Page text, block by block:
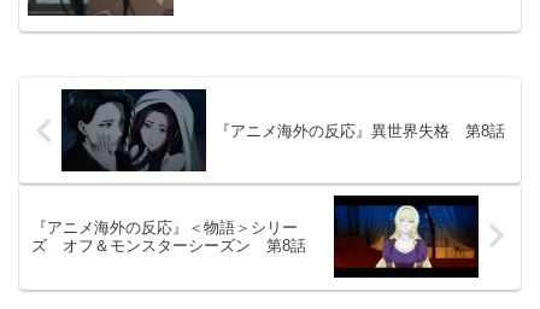
『アニメ海外の反応』異世界失格 第8話
『アニメ海外の反応』＜物語＞シリー
ズ オフ＆モンスターシーズン 第8話